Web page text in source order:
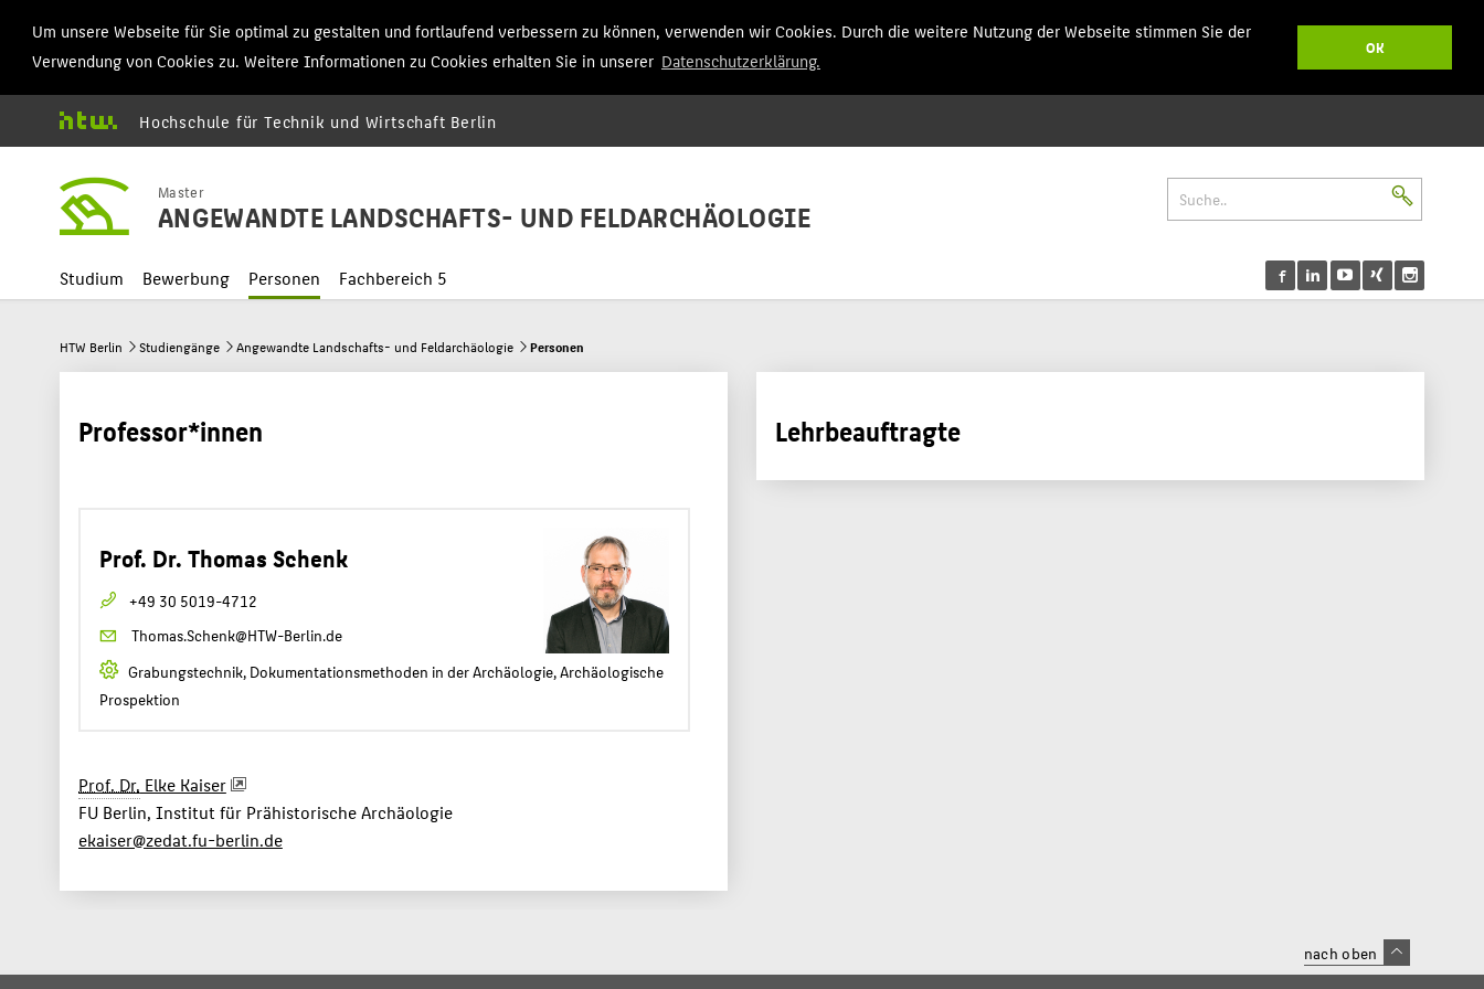
Um unsere Webseite für Sie optimal zu gestalten und fortlaufend verbessern zu können, verwenden wir Cookies. Durch die weitere Nutzung der Webseite stimmen Sie der
Verwendung von Cookies zu. Weitere Informationen zu Cookies erhalten Sie in unserer Datenschutzerklärung.
OK
Hochschule für Technik und Wirtschaft Berlin
Master
ANGEWANDTE LANDSCHAFTS- UND FELDARCHÄOLOGIE
Studium Bewerbung Personen Fachbereich 5
HTW Berlin Studiengänge Angewandte Landschafts- und Feldarchäologie Personen
Professor*innen
Prof. Dr. Thomas Schenk
+49 30 5019-4712
Thomas.Schenk@HTW-Berlin.de
Grabungstechnik, Dokumentationsmethoden in der Archäologie, Archäologische
Prospektion
Prof. Dr. Elke Kaiser
FU Berlin, Institut für Prähistorische Archäologie
ekaiser@zedat.fu-berlin.de
Lehrbeauftragte
nach oben